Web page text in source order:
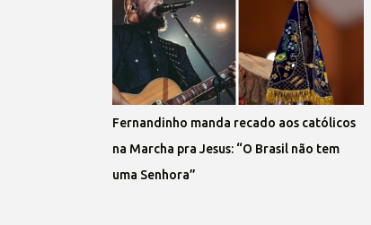
Fernandinho manda recado aos católicos
na Marcha pra Jesus: “O Brasil não tem
uma Senhora”